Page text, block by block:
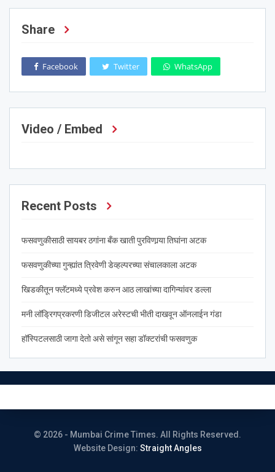
Share
Facebook Twitter WhatsApp
Video / Embed
Recent Posts
फसवणुकीसाठी सायबर ठगांना बँक खाती पुरविणार्‍या तिघांना अटक
फसवणुकीच्या गुन्ह्यांत त्रिवेणी डेव्हल्परच्या संचालकाला अटक
खिडकीतून फ्लॅटमध्ये प्रवेश करुन आठ लाखांच्या दागिन्यांवर डल्ला
मनी लॉड्रिगप्रकरणी डिजीटल अरेस्टची भीती दाखवून ऑनलाईन गंडा
हॉस्पिटलसाठी जागा देतो असे सांगून सहा डॉक्टरांची फसवणुक
© 2026 - Mumbai Crime Times. All Rights Reserved.
Website Design: Straight Angles